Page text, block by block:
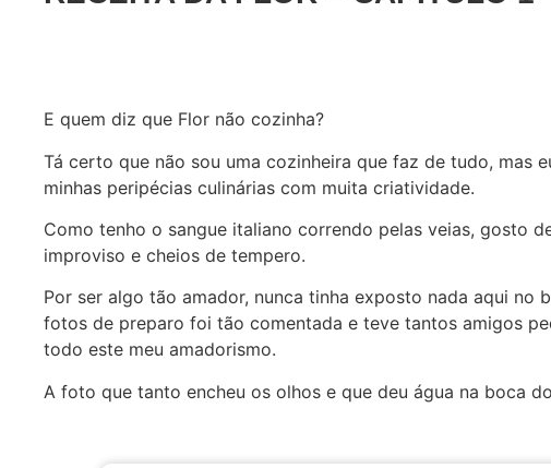
E quem diz que Flor não cozinha?
Tá certo que não sou uma cozinheira que faz de tudo, mas
minhas peripécias culinárias com muita criatividade.
Como tenho o sangue italiano correndo pelas veias, gosto
improviso e cheios de tempero.
Por ser algo tão amador, nunca tinha exposto nada aqui no
fotos de preparo foi tão comentada e teve tantos amigos
todo este meu amadorismo.
A foto que tanto encheu os olhos e que deu água na boca